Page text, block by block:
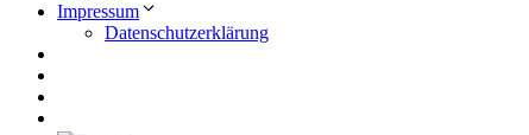
Impressum
Datenschutzerklärung